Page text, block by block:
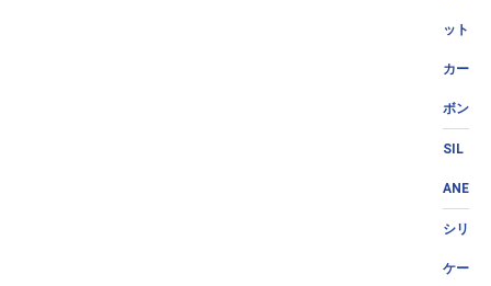
ット
カー
ボン
SIL
ANE
シリ
ケー